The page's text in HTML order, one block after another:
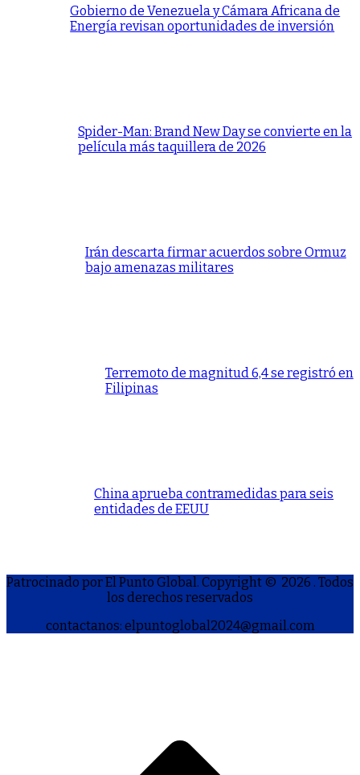
Gobierno de Venezuela y Cámara Africana de
Energía revisan oportunidades de inversión
Spider-Man: Brand New Day se convierte en la
película más taquillera de 2026
Irán descarta firmar acuerdos sobre Ormuz
bajo amenazas militares
Terremoto de magnitud 6,4 se registró en
Filipinas
China aprueba contramedidas para seis
entidades de EEUU
Patrocinado por El Punto Global. Copyright © 2026 . Todos
los derechos reservados
contactanos: elpuntoglobal2024@gmail.com